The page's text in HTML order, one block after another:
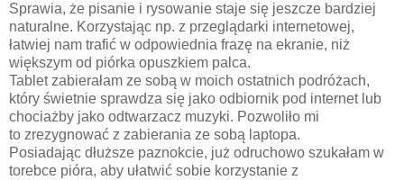
Sprawia, że pisanie i rysowanie staje się jeszcze bardziej
naturalne. Korzystając np. z przeglądarki internetowej,
łatwiej nam trafić w odpowiednia frazę na ekranie, niż
większym od piórka opuszkiem palca.
Tablet zabierałam ze sobą w moich ostatnich podróżach,
który świetnie sprawdza się jako odbiornik pod internet lub
chociażby jako odtwarzacz muzyki. Pozwoliło mi
to zrezygnować z zabierania ze sobą laptopa.
Posiadając dłuższe paznokcie, już odruchowo szukałam w
torebce pióra, aby ułatwić sobie korzystanie z